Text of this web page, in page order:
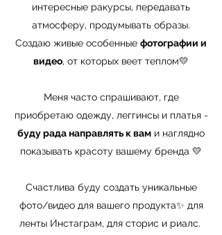
интересные ракурсы, передавать
атмосферу, продумывать образы.
Создаю живые особенные фотографии и
видео, от которых веет теплом💛
Меня часто спрашивают, где
приобретаю одежду, леггинсы и платья -
буду рада направлять к вам и наглядно
показывать красоту вашему бренда 💛
Счастлива буду создать уникальные
фото/видео для вашего продукта✨ для
ленты Инстаграм, для сторис и риалс.